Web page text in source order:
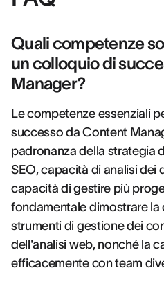
Quali competenze
un colloquio di
Manager?
Le competenze essenziali
successo da Content
padronanza della strategia
SEO, capacità di analisi dei
capacità di gestire più
fondamentale dimostrare
strumenti di gestione dei
dell'analisi web, nonché la
efficacemente con team